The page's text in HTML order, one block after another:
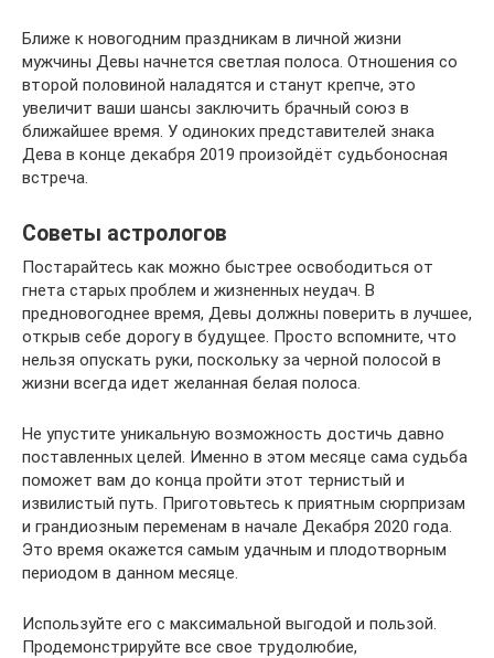
Ближе к новогодним праздникам в личной жизни
мужчины Девы начнется светлая полоса. Отношения со
второй половиной наладятся и станут крепче, это
увеличит ваши шансы заключить брачный союз в
ближайшее время. У одиноких представителей знака
Дева в конце декабря 2019 произойдёт судьбоносная
встреча.
Советы астрологов
Постарайтесь как можно быстрее освободиться от
гнета старых проблем и жизненных неудач. В
предновогоднее время, Девы должны поверить в лучшее,
открыв себе дорогу в будущее. Просто вспомните, что
нельзя опускать руки, поскольку за черной полосой в
жизни всегда идет желанная белая полоса.
Не упустите уникальную возможность достичь давно
поставленных целей. Именно в этом месяце сама судьба
поможет вам до конца пройти этот тернистый и
извилистый путь. Приготовьтесь к приятным сюрпризам
и грандиозным переменам в начале Декабря 2020 года.
Это время окажется самым удачным и плодотворным
периодом в данном месяце.
Используйте его с максимальной выгодой и пользой.
Продемонстрируйте все свое трудолюбие,